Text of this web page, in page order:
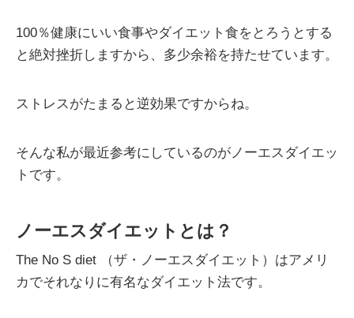
100％健康にいい食事やダイエット食をとろうとする
と絶対挫折しますから、多少余裕を持たせています。
ストレスがたまると逆効果ですからね。
そんな私が最近参考にしているのがノーエスダイエッ
トです。
ノーエスダイエットとは？
The No S diet （ザ・ノーエスダイエット）はアメリ
カでそれなりに有名なダイエット法です。